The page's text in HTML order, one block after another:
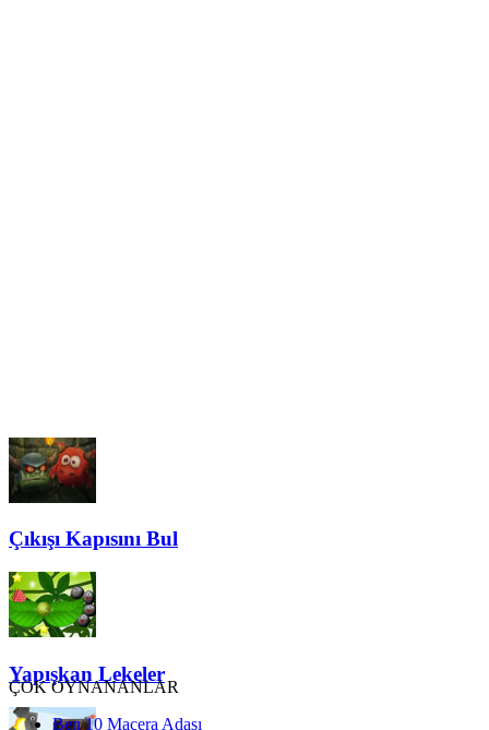
Çıkışı Kapısını Bul
Yapışkan Lekeler
ÇOK OYNANANLAR
Ben 10 Macera Adası